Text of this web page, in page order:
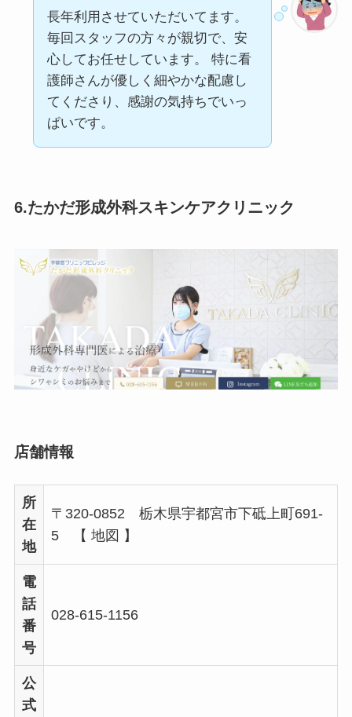
長年利用させていただいてます。
毎回スタッフの方々が親切で、安
心してお任せしています。 特に看
護師さんが優しく細やかな配慮し
てくださり、感謝の気持ちでいっ
ぱいです。
6.たかだ形成外科スキンケアクリニック
店舗情報
所
在
地
〒320-0852 栃木県宇都宮市下砥上町691-
5 【 地図 】
電
話
番
号
028-615-1156
公
式